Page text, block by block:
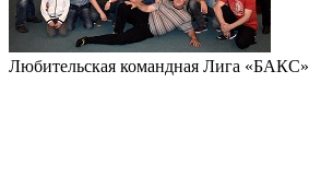
Любительская командная Лига «БАКС»